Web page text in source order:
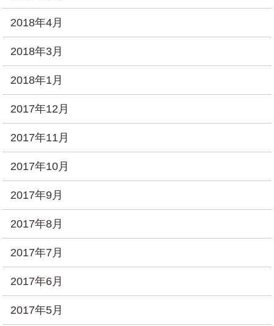
2018年4月
2018年3月
2018年1月
2017年12月
2017年11月
2017年10月
2017年9月
2017年8月
2017年7月
2017年6月
2017年5月